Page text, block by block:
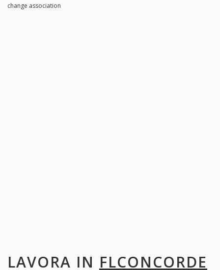
change association
LAVORA IN FLCONCORDE